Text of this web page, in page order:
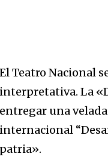
El Teatro Nacional
interpretativa. La
entregar una
internacional
patria».